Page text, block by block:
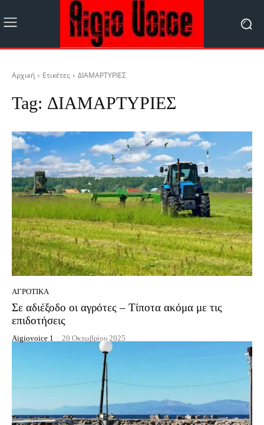
Αρχική Ετικέτες ΔΙΑΜΑΡΤΥΡΙΕΣ
Tag: ΔΙΑΜΑΡΤΥΡΙΕΣ
ΑΓΡΟΤΙΚΆ
Σε αδιέξοδο οι αγρότες – Τίποτα ακόμα με τις
επιδοτήσεις
Aigiovoice 1 - 20 Οκτωβρίου 2025